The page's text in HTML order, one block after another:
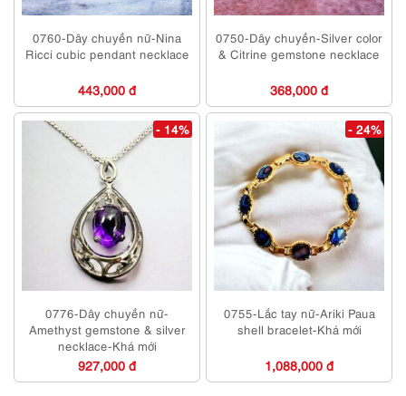
0760-Dây chuyền nữ-Nina
Ricci cubic pendant necklace
443,000 đ
0750-Dây chuyền-Silver color
& Citrine gemstone necklace
368,000 đ
- 14%
0776-Dây chuyền nữ-
Amethyst gemstone & silver
necklace-Khá mới
927,000 đ
- 24%
0755-Lắc tay nữ-Ariki Paua
shell bracelet-Khá mới
1,088,000 đ